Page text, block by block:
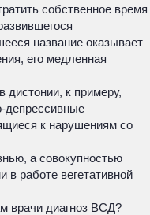
собственное время
название оказывает
его медленная
дистонии, к примеру,
депрессивные
к нарушениям со
а совокупностью
работе вегетативной
врачи диагноз ВСД?